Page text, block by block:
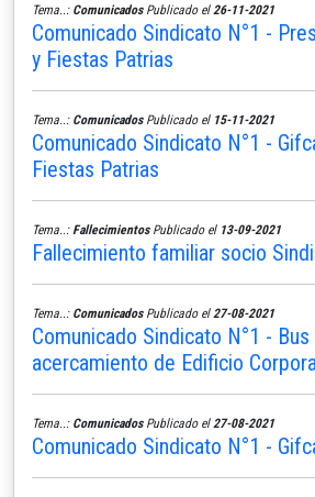
Tema..: ComunicadosPublicado el 26-11-2021
Comunicado Sindicato N°1 -
y Fiestas Patrias
Tema..: ComunicadosPublicado el 15-11-2021
Comunicado Sindicato N°1 -
Fiestas Patrias
Tema..: FallecimientosPublicado el 13-09-2021
Fallecimiento familiar socio
Tema..: ComunicadosPublicado el 27-08-2021
Comunicado Sindicato N°1 - Bus
acercamiento de Edificio
Tema..: ComunicadosPublicado el 27-08-2021
Comunicado Sindicato N°1 -